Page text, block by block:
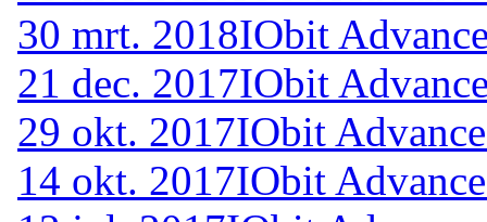
30 mrt. 2018IObit
21 dec. 2017IObit
29 okt. 2017IObit
14 okt. 2017IObit